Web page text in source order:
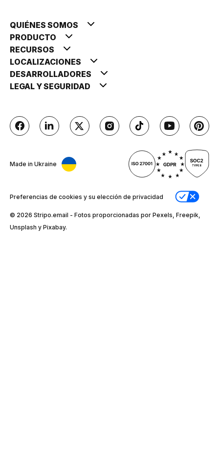
QUIÉNES SOMOS
PRODUCTO
RECURSOS
LOCALIZACIONES
DESARROLLADORES
LEGAL Y SEGURIDAD
Made in Ukraine
Preferencias de cookies y su elección de privacidad
© 2026 Stripо.email - Fotos proporcionadas por Pexels, Freepik,
Unsplash y Pixabay.